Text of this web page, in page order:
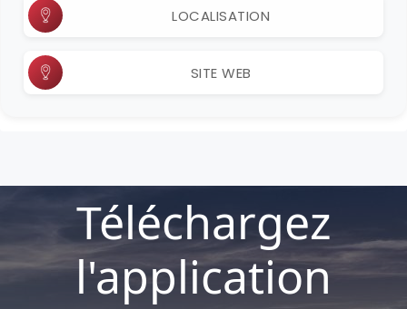
LOCALISATION
SITE WEB
Téléchargez
l'application